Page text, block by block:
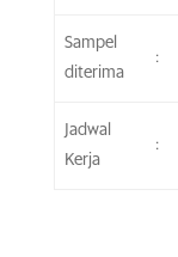
Sampel
diterima
:
Jadwal
Kerja
: